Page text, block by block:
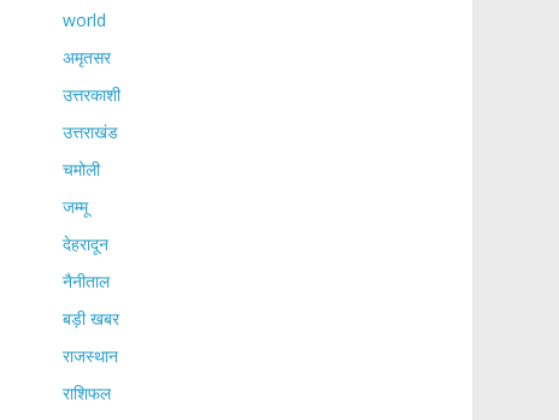
world
अमृतसर
उत्तरकाशी
उत्तराखंड
चमोली
जम्मू
देहरादून
नैनीताल
बड़ी खबर
राजस्थान
राशिफल